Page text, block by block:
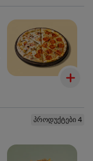
პროდუქტები 4